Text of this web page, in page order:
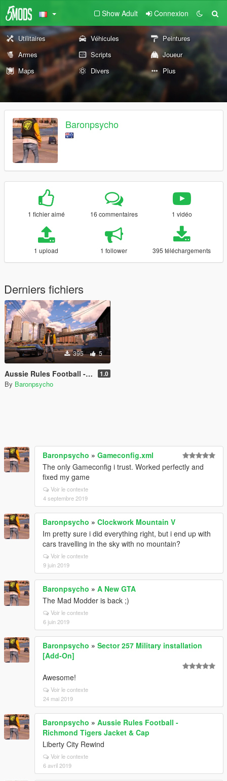
Show Adult Connexion
Utilitaires Véhicules
Peintures
Armes
Scripts
Joueur
Maps
Divers Plus
Baronpsycho
1 fichier aimé 16 commentaires 1 vidéo
1 upload 1 follower 395 téléchargements
Derniers fichiers
395 5
Aussie Rules Football - Richmond Tigers Jacket & Cap 1.0
By Baronpsycho
Baronpsycho » Gameconfig.xml
The only Gameconfig i trust. Worked perfectly and
fixed my game
Voir le contexte
4 septembre 2019
Baronpsycho » Clockwork Mountain V
Im pretty sure i did everything right, but i end up with
cars travelling in the sky with no mountain?
Voir le contexte
9 juin 2019
Baronpsycho » A New GTA
The Mad Modder is back ;)
Voir le contexte
6 juin 2019
Baronpsycho » Sector 257 Military installation
[Add-On]
Awesome!
Voir le contexte
24 mai 2019
Baronpsycho » Aussie Rules Football -
Richmond Tigers Jacket & Cap
Liberty City Rewind
Voir le contexte
6 avril 2019